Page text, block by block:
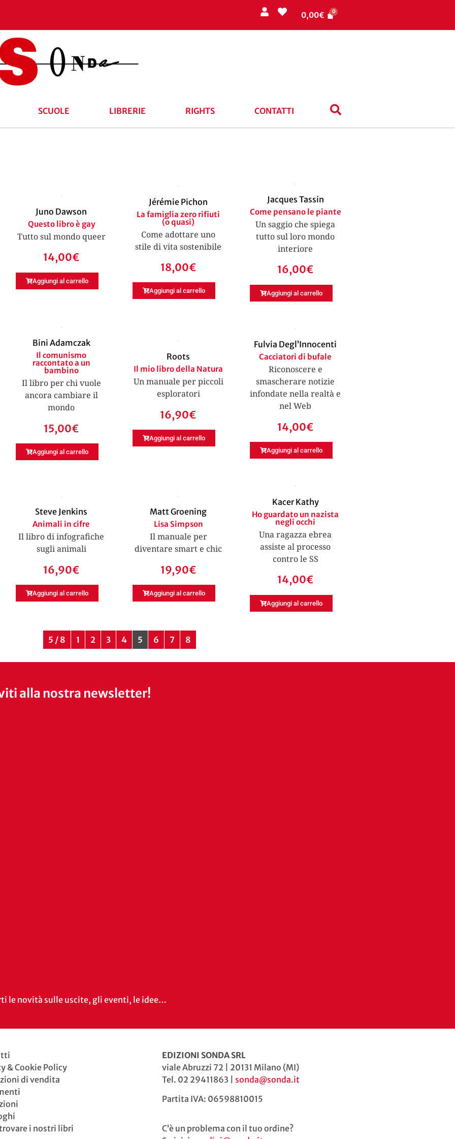
0,00€
SCUOLE LIBRERIE RIGHTS CONTATTI
Juno Dawson
Questo libro è gay
Tutto sul mondo queer
14,00€
Aggiungi al carrello
Jérémie Pichon
La famiglia zero rifiuti
(o quasi)
Come adottare uno
stile di vita sostenibile
18,00€
Aggiungi al carrello
Jacques Tassin
Come pensano le piante
Un saggio che spiega
tutto sul loro mondo
interiore
16,00€
Aggiungi al carrello
Bini Adamczak
Il comunismo
raccontato a un
bambino
Il libro per chi vuole
ancora cambiare il
mondo
15,00€
Aggiungi al carrello
Roots
Il mio libro della Natura
Un manuale per piccoli
esploratori
16,90€
Aggiungi al carrello
Fulvia Degl’Innocenti
Cacciatori di bufale
Riconoscere e
smascherare notizie
infondate nella realtà e
nel Web
14,00€
Aggiungi al carrello
Steve Jenkins
Animali in cifre
Il libro di infografiche
sugli animali
16,90€
Aggiungi al carrello
Matt Groening
Lisa Simpson
Il manuale per
diventare smart e chic
19,90€
Aggiungi al carrello
Kacer Kathy
Ho guardato un nazista
negli occhi
Una ragazza ebrea
assiste al processo
contro le SS
14,00€
Aggiungi al carrello
5 / 8 1 2 3 4 5 6 7 8
alla nostra newsletter!
le novità sulle uscite, gli eventi, le idee…
& Cookie Policy
di vendita
i nostri libri
EDIZIONI SONDA SRL
viale Abruzzi 72 | 20131 Milano (MI)
Tel. 02 29411863 | sonda@sonda.it
Partita IVA: 06598810015
C’è un problema con il tuo ordine?